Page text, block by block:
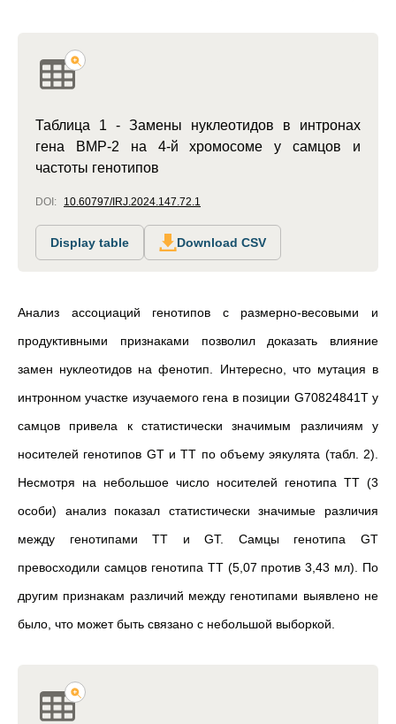
Таблица 1 - Замены нуклеотидов в интронах
гена BMP-2 на 4-й хромосоме у самцов и
частоты генотипов
DOI: 10.60797/IRJ.2024.147.72.1
Display table Download CSV
Анализ ассоциаций генотипов с размерно-весовыми и
продуктивными признаками позволил доказать влияние
замен нуклеотидов на фенотип. Интересно, что мутация в
интронном участке изучаемого гена в позиции G70824841Т у
самцов привела к статистически значимым различиям у
носителей генотипов GT и TT по объему эякулята (табл. 2).
Несмотря на небольшое число носителей генотипа ТТ (3
особи) анализ показал статистически значимые различия
между генотипами TT и GT. Самцы генотипа GT
превосходили самцов генотипа TT (5,07 против 3,43 мл). По
другим признакам различий между генотипами выявлено не
было, что может быть связано с небольшой выборкой.